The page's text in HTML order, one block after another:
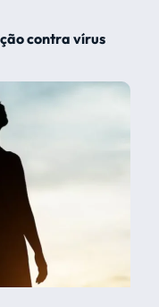
contra vírus